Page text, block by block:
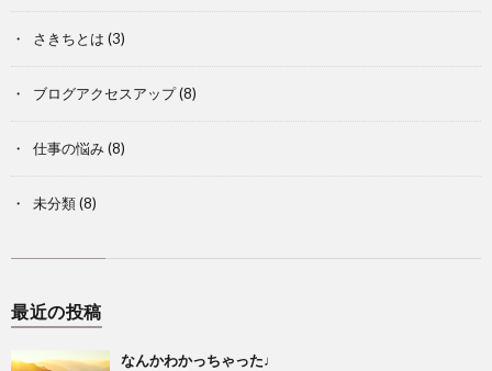
さきちとは (3)
ブログアクセスアップ(8)
仕事の悩み(8)
未分類(8)
最近の投稿
なんかわかっちゃった♩